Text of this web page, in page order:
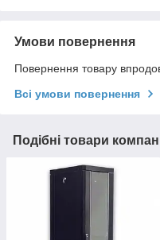
Умови повернення
Повернення товару
Всі умови повернення
Подібні товари